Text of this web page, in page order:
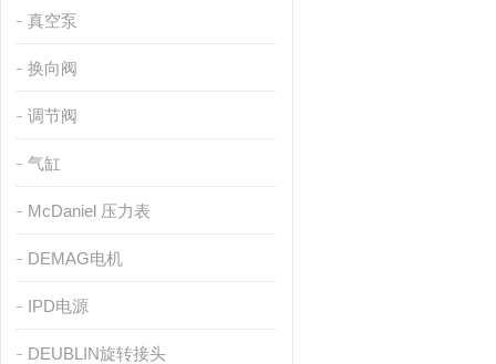
真空泵
换向阀
调节阀
气缸
McDaniel 压力表
DEMAG电机
IPD电源
DEUBLIN旋转接头